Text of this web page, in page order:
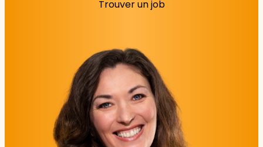
Trouver un job